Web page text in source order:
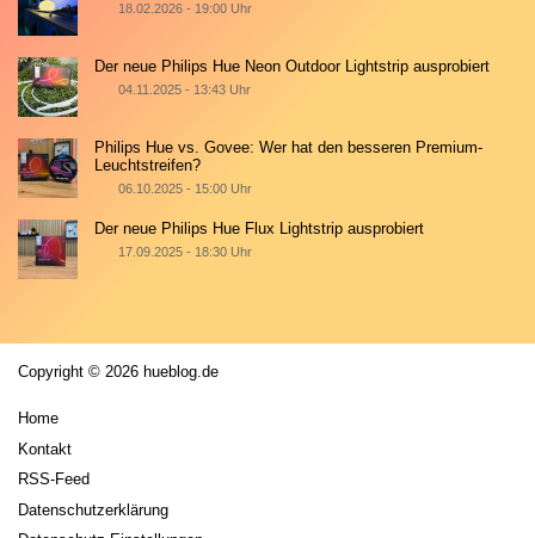
18.02.2026 - 19:00 Uhr
Der neue Philips Hue Neon Outdoor Lightstrip ausprobiert
04.11.2025 - 13:43 Uhr
Philips Hue vs. Govee: Wer hat den besseren Premium-
Leuchtstreifen?
06.10.2025 - 15:00 Uhr
Der neue Philips Hue Flux Lightstrip ausprobiert
17.09.2025 - 18:30 Uhr
Copyright © 2026 hueblog.de
Home
Kontakt
RSS-Feed
Datenschutzerklärung